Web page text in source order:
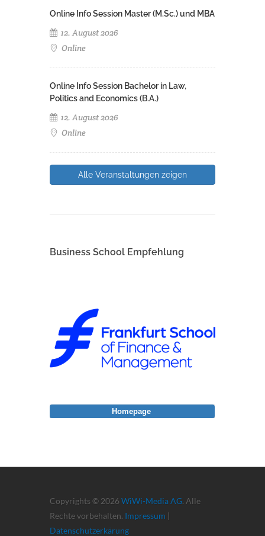
Online Info Session Master (M.Sc.) und MBA
12. August 2026
Online
Online Info Session Bachelor in Law,
Politics and Economics (B.A.)
12. August 2026
Online
Alle Veranstaltungen zeigen
Business School Empfehlung
Copyrights © 2026 WiWi-Media AG. Alle
Rechte vorbehalten. Impressum |
Datenschutzerkärung
Homepage